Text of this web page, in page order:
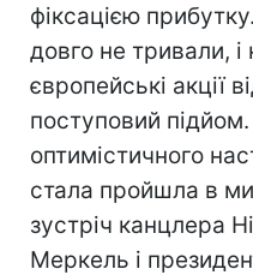
фіксацією
довго не тривали,
європейські акції
поступовий
оптимістичного
стала пройшла в
зустріч канцлера
Меркель і